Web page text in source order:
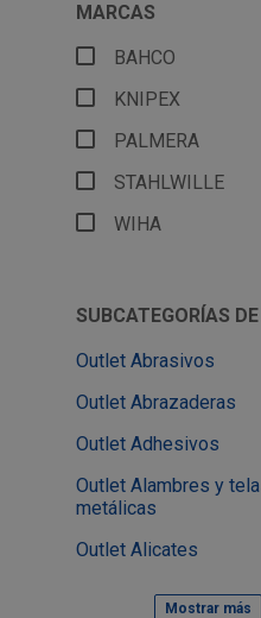
MARCAS
BAHCO
KNIPEX
PALMERA
STAHLWILLE
WIHA
SUBCATEGORÍAS
Outlet Abrasivos
Outlet Abrazaderas
Outlet Adhesivos
Outlet Alambres y
metálicas
Outlet Alicates
Mostrar más